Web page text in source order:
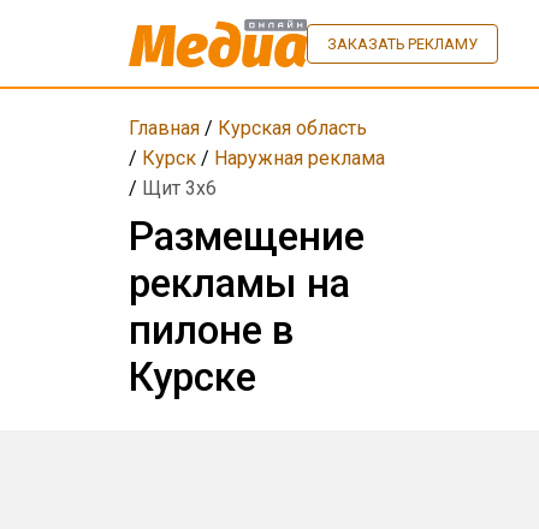
ЗАКАЗАТЬ РЕКЛАМУ
Главная / Курская область
/ Курск / Наружная реклама
/ Щит 3x6
Размещение
рекламы на
пилоне в
Курске